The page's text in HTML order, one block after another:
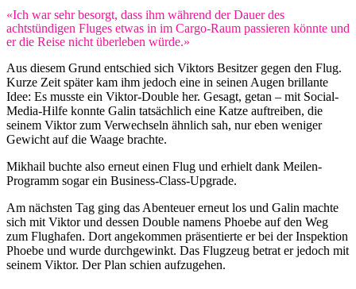
«Ich war sehr besorgt, dass ihm während der Dauer des
achtstündigen Fluges etwas in im Cargo-Raum passieren könnte und
er die Reise nicht überleben würde.»
Aus diesem Grund entschied sich Viktors Besitzer gegen den Flug.
Kurze Zeit später kam ihm jedoch eine in seinen Augen brillante
Idee: Es musste ein Viktor-Double her. Gesagt, getan – mit Social-
Media-Hilfe konnte Galin tatsächlich eine Katze auftreiben, die
seinem Viktor zum Verwechseln ähnlich sah, nur eben weniger
Gewicht auf die Waage brachte.
Mikhail buchte also erneut einen Flug und erhielt dank Meilen-
Programm sogar ein Business-Class-Upgrade.
Am nächsten Tag ging das Abenteuer erneut los und Galin machte
sich mit Viktor und dessen Double namens Phoebe auf den Weg
zum Flughafen. Dort angekommen präsentierte er bei der Inspektion
Phoebe und wurde durchgewinkt. Das Flugzeug betrat er jedoch mit
seinem Viktor. Der Plan schien aufzugehen.